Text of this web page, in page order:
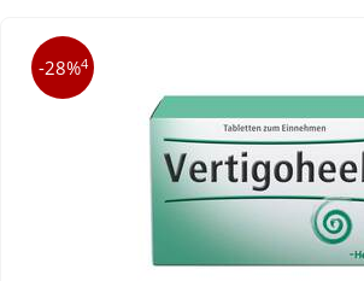
-28%4